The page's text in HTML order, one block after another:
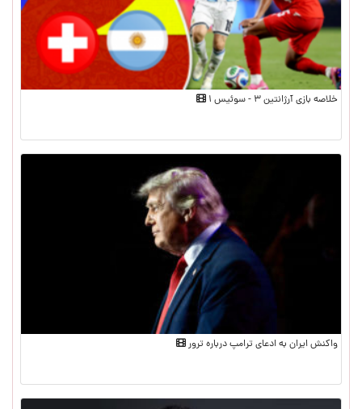
خلاصه بازی آرژانتین ۳ - سوئیس ۱
واکنش ایران به ادعای ترامپ درباره ترور